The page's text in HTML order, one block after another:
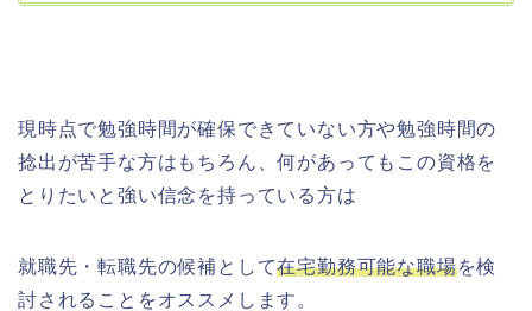
現時点で勉強時間が確保できていない方や勉強時間の
捻出が苦手な方はもちろん、何があってもこの資格を
とりたいと強い信念を持っている方は
就職先・転職先の候補として在宅勤務可能な職場を検
討されることをオススメします。